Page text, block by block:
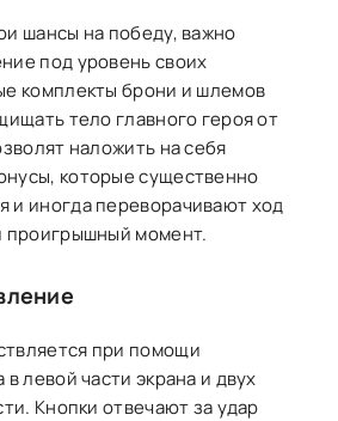
шансы на победу, важно
под уровень своих
комплекты брони и шлемов
тело главного героя от
наложить на себя
которые существенно
и иногда переворачивают ход
проигрышный момент.
при помощи
в левой части экрана и двух
Кнопки отвечают за удар